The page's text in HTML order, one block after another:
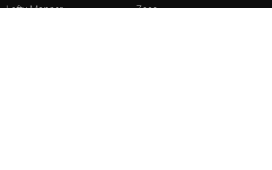
Lofty Manner
Zoso